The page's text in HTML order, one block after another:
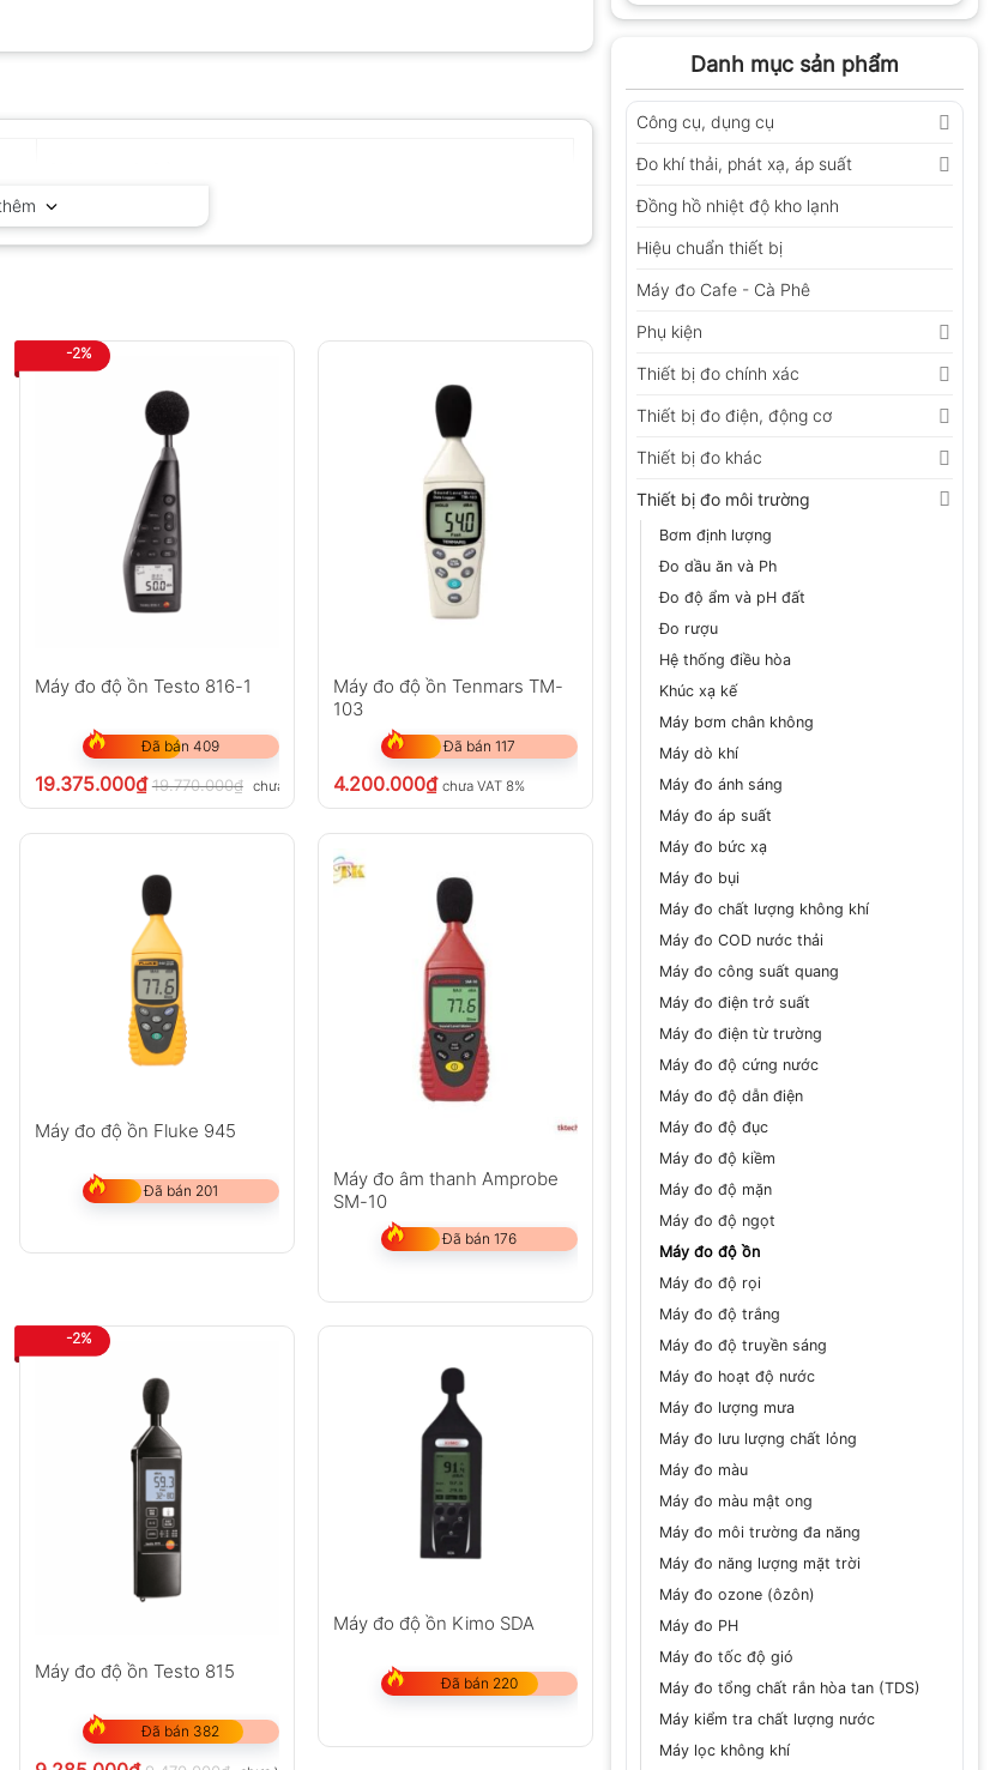
Danh mục sản phẩm
Công cụ, dụng cụ
Đo khí thải, phát xạ, áp suất
Đồng hồ nhiệt độ kho lạnh
Hiệu chuẩn thiết bị
Máy đo Cafe - Cà Phê
Phụ kiện
Thiết bị đo chính xác
Thiết bị đo điện, động cơ
Thiết bị đo khác
Thiết bị đo môi trường
Bơm định lượng
Đo dầu ăn và Ph
Đo độ ẩm và pH đất
Đo rượu
Hệ thống điều hòa
Khúc xạ kế
Máy bơm chân không
Máy dò khí
Máy đo ánh sáng
Máy đo áp suất
Máy đo bức xạ
Máy đo bụi
Máy đo chất lượng không khí
Máy đo COD nước thải
Máy đo công suất quang
Máy đo điện trở suất
Máy đo điện từ trường
Máy đo độ cứng nước
Máy đo độ dẫn điện
Máy đo độ đục
Máy đo độ kiềm
Máy đo độ mặn
Máy đo độ ngọt
Máy đo độ ồn
Máy đo độ rọi
Máy đo độ trắng
Máy đo độ truyền sáng
Máy đo hoạt độ nước
Máy đo lượng mưa
Máy đo lưu lượng chất lỏng
Máy đo màu
Máy đo màu mật ong
Máy đo môi trường đa năng
Máy đo năng lượng mặt trời
Máy đo ozone (ôzôn)
Máy đo PH
Máy đo tốc độ gió
Máy đo tổng chất rắn hòa tan (TDS)
Máy kiểm tra chất lượng nước
Máy lọc không khí
-2%
Máy đo độ ồn Testo 816-1
Đã bán 409
19.375.000₫ 19.770.000₫ chưa VAT 8%
Máy đo độ ồn Tenmars TM-
103
Đã bán 117
4.200.000₫ chưa VAT 8%
Máy đo độ ồn Fluke 945
Đã bán 201
Máy đo âm thanh Amprobe
SM-10
Đã bán 176
-2%
Máy đo độ ồn Testo 815
Đã bán 382
Máy đo độ ồn Kimo SDA
Đã bán 220